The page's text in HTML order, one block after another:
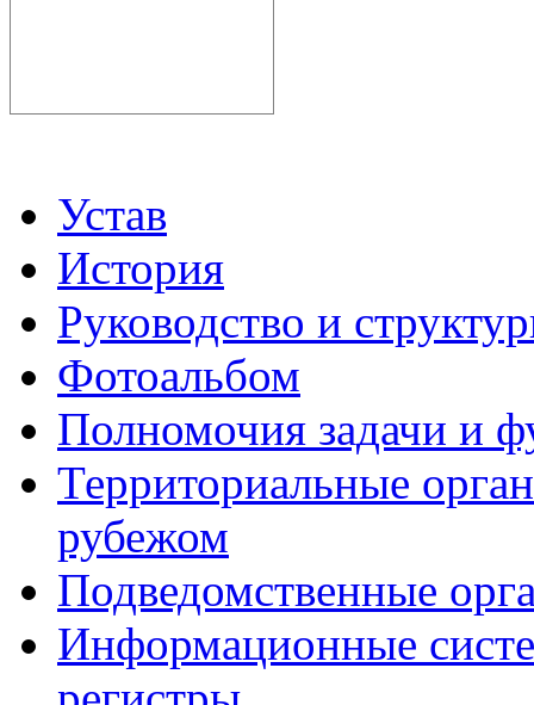
Устав
История
Руководство и
Фотоальбом
Полномочия задачи и
Территориальные
рубежом
Подведомственные
Информационные